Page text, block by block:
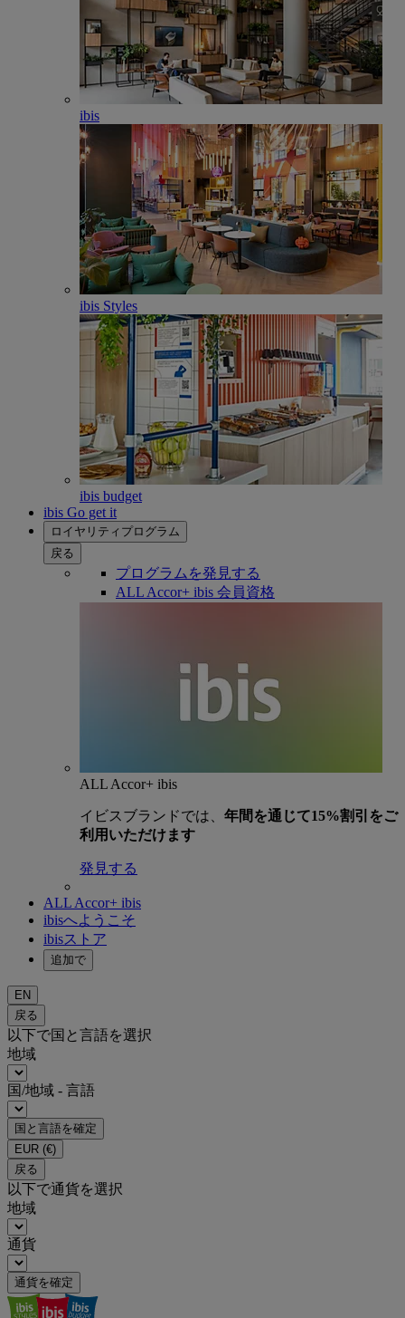
ibis
ibis Styles
ibis budget
ibis Go get it
ロイヤリティプログラム
戻る
プログラムを発見する
ALL Accor+ ibis 会員資格
ALL Accor+ ibis
イビスブランドでは、 年間を通じて15%割引をご
利用いただけます
発見する
ALL Accor+ ibis
ibisへようこそ
ibisストア
追加で
EN
戻る
以下で国と言語を選択
地域
国/地域 - 言語
国と言語を確定
EUR (€)
戻る
以下で通貨を選択
地域
通貨
通貨を確定